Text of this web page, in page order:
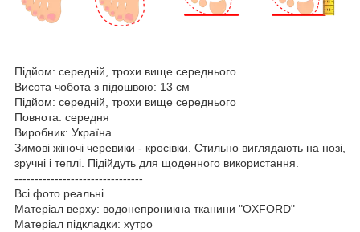
Підйом: середній, трохи вище середнього
Висота чобота з підошвою: 13 см
Підйом: середній, трохи вище середнього
Повнота: середня
Виробник: Україна
Зимові жіночі черевики - кросівки. Стильно виглядають на нозі,
зручні і теплі. Підійдуть для щоденного використання.
--------------------------------
Всі фото реальні.
Матеріал верху: водонепроникна тканини "OXFORD"
Матеріал підкладки: хутро